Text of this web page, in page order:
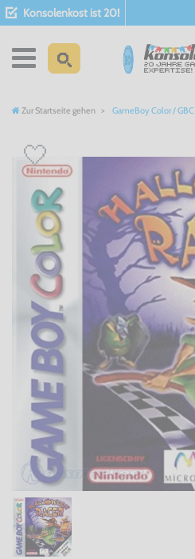
Konsolenkost ist 20!
Zur Startseite gehen GameBoy Color / GBC